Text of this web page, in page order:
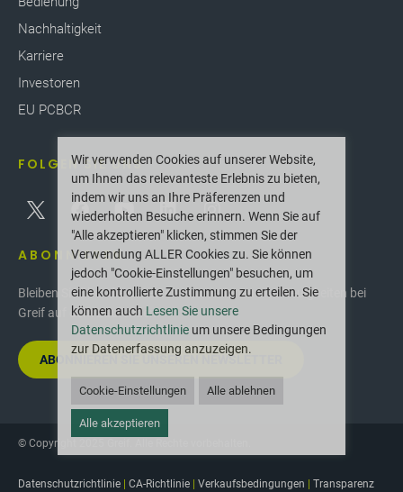
Nachhaltigkeit
Karriere
Investoren
EU PCBCR
FOLGEN SIE UNS
ABONNIEREN
Bleiben Sie über die neuesten Innovationen und Neuigkeiten bei
Greif auf dem Laufenden.
ABONNIEREN SIE UNSEREN NEWSLETTER
© Copyright 2025 Greif. Alle Rechte vorbehalten.
Datenschutzrichtlinie CA-Richtlinie Verkaufsbedingungen Transparenz
Wir verwenden Cookies auf unserer Website,
um Ihnen das relevanteste Erlebnis zu bieten,
indem wir uns an Ihre Präferenzen und
wiederholten Besuche erinnern. Wenn Sie auf
"Alle akzeptieren" klicken, stimmen Sie der
Verwendung ALLER Cookies zu. Sie können
jedoch "Cookie-Einstellungen" besuchen, um
eine kontrollierte Zustimmung zu erteilen. Sie
können auch Lesen Sie unsere
Datenschutzrichtlinie um unsere Bedingungen
zur Datenerfassung anzuzeigen.
Cookie-Einstellungen Alle ablehnen
Alle akzeptieren